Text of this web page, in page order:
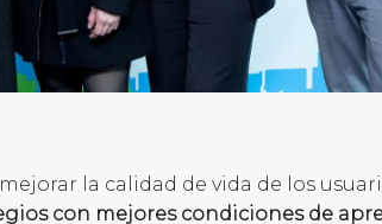
la calidad de vida de los
con mejores condiciones de